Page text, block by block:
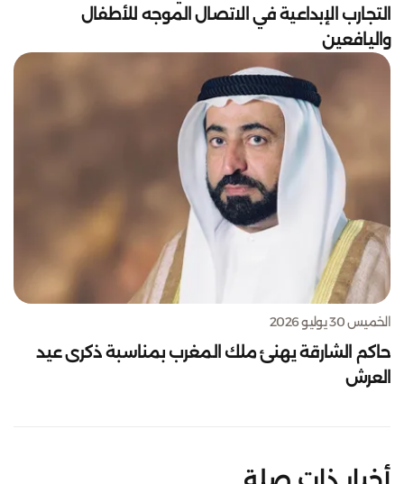
التجارب الإبداعية في الاتصال الموجه للأطفال
واليافعين
الخميس 30 يوليو 2026
حاكم الشارقة يهنئ ملك المغرب بمناسبة ذكرى عيد
العرش